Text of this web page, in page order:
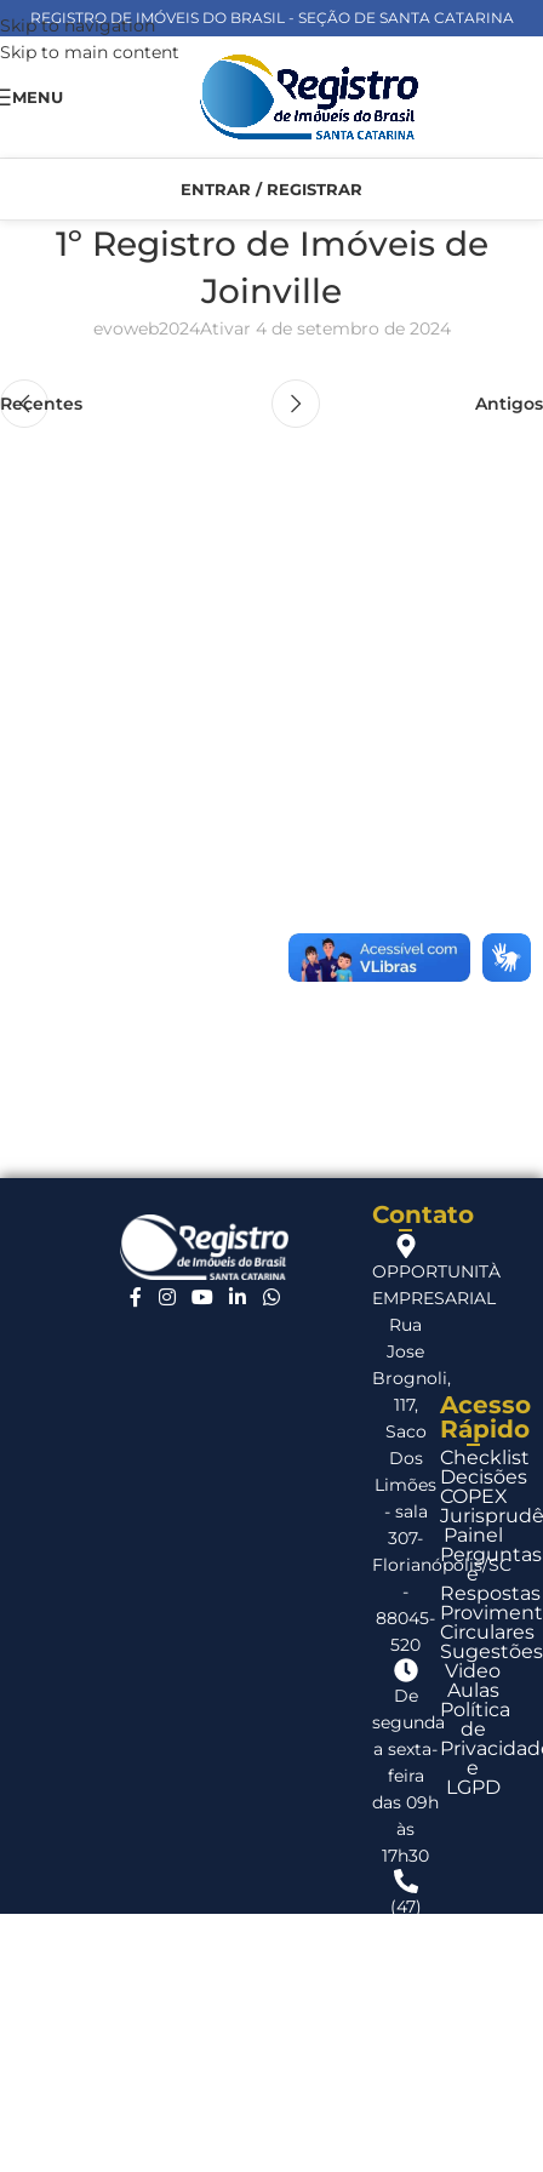
Skip to navigation
Skip to main content
REGISTRO DE IMÓVEIS DO BRASIL - SEÇÃO DE SANTA CATARINA
MENU
ENTRAR / REGISTRAR
1º Registro de Imóveis de
Joinville
evoweb2024Ativar 4 de setembro de 2024
Recentes Antigos
Contato
OPPORTUNITÀ
EMPRESARIAL
Rua
Jose
Brognoli,
117,
Saco
Dos
Limões
- sala
307-
Florianópolis/SC
-
88045-
520
De
segunda
a sexta-
feira
das 09h
às
17h30
(47)
Acesso
Rápido
Checklist
Decisões
COPEX
Painel
Perguntas
e
Respostas
Circulares
Sugestões
Video
Aulas
Política
de
e
LGPD